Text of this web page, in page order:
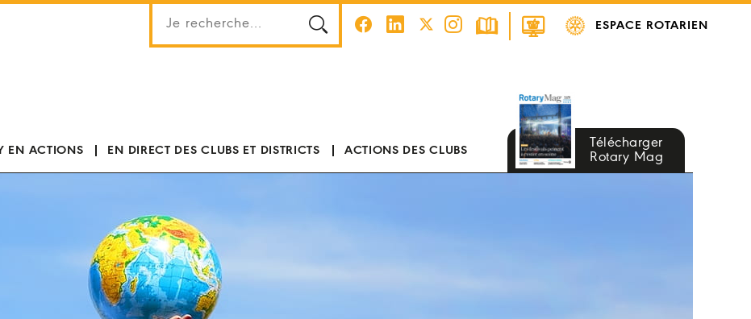
ESPACE ROTARIEN
EN ACTIONS EN DIRECT DES CLUBS ET DISTRICTS ACTIONS DES CLUBS
Télécharger
Rotary Mag